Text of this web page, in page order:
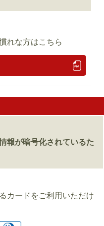
れな方はこちら
報が暗号化されているた
カードをご利用いただけ